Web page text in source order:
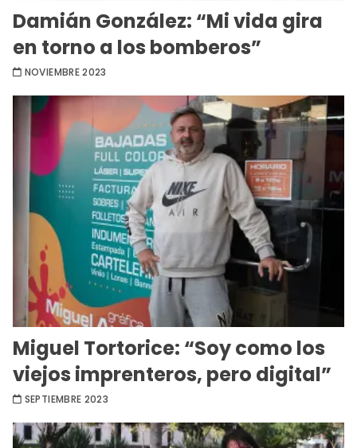
Damián González: “Mi vida gira
en torno a los bomberos”
NOVIEMBRE 2023
Miguel Tortorice: “Soy como los
viejos imprenteros, pero digital”
SEPTIEMBRE 2023